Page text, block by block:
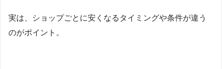
実は、ショップごとに安くなるタイミングや条件が違う
のがポイント。